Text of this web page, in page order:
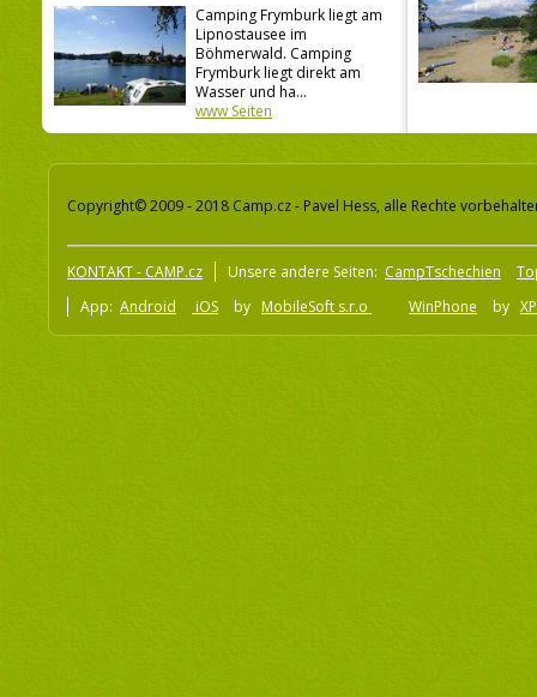
Camping Frymburk liegt am
Lipnostausee im
Böhmerwald. Camping
Frymburk liegt direkt am
Wasser und ha...
www Seiten
Copyright© 2009 - 2018 Camp.cz - Pavel Hess, alle Rechte
KONTAKT - CAMP.cz Unsere andere Seiten: CampTschechien
App: Android iOS by MobileSoft s.r.o WinPhone by